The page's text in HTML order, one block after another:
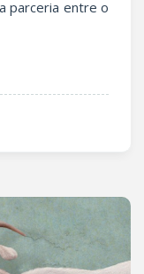
parceria entre o